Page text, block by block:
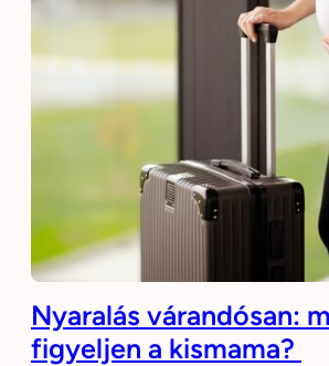
Nyaralás várandósan:
figyeljen a kismama?